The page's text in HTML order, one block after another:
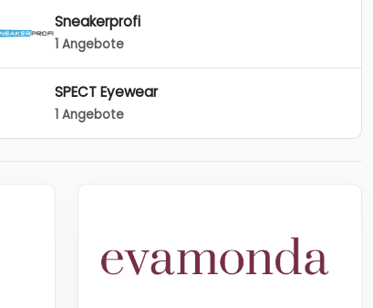
Sneakerprofi
1 Angebote
SPECT Eyewear
1 Angebote